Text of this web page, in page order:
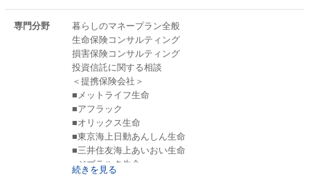
専門分野
暮らしのマネープラン全般
生命保険コンサルティング
損害保険コンサルティング
投資信託に関する相談
＜提携保険会社＞
■メットライフ生命
■アフラック
■オリックス生命
■東京海上日動あんしん生命
■三井住友海上あいおい生命
■ジブラルタ生命
■FWD生命
続きを見る